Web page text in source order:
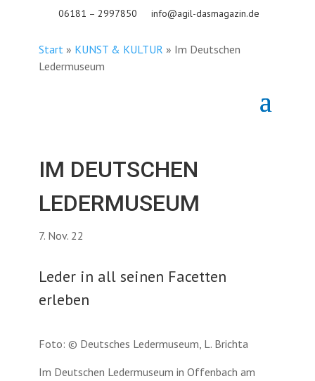
06181 – 2997850 info@agil-dasmagazin.de
Start» KUNST & KULTUR » Im Deutschen
Ledermuseum
IM DEUTSCHEN
LEDERMUSEUM
7. Nov. 22
Leder in all seinen Facetten
erleben
Foto: © Deutsches Ledermuseum, L. Brichta
Im Deutschen Ledermuseum in Offenbach am